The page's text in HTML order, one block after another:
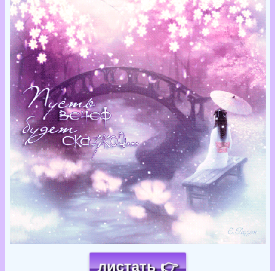
листать 👉